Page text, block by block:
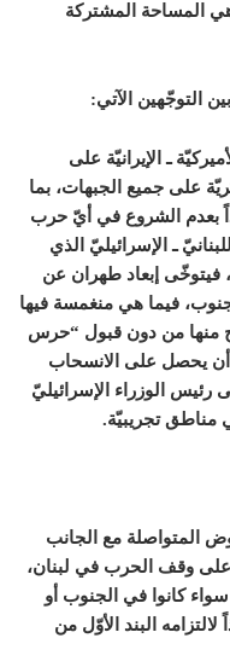
هي المساحة المشتركة
التوجّهين الآتي:
ـ الإيرانيّة على
على جميع الجبهات، بما
بعدم الشروع في أيّ حرب
ـ الإسرائيليّ الذي
فيتوخّى إبعاد طهران عن
فيما هي منغمسة فيها
منها من دون قبول “حرس
أن يحصل على الانسحاب
رئيس الوزراء الإسرائيليّ
مناطق تجريبيّة.
المتواصلة مع الجانب
على وقف الحرب في لبنان،
كانوا في الجنوب أو
لالتزامه البند الأوّل من